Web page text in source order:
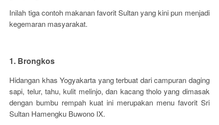
Inilah tiga contoh makanan favorit Sultan yang kini pun menjadi
kegemaran masyarakat.
1. Brongkos
Hidangan khas Yogyakarta yang terbuat dari campuran daging
sapi, telur, tahu, kulit melinjo, dan kacang tholo yang dimasak
dengan bumbu rempah kuat ini merupakan menu favorit Sri
Sultan Hamengku Buwono IX.